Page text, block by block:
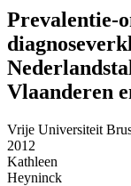
Prevalentie-
Vlaanderen
Vrije Universiteit
2012
Kathleen
Heyninck